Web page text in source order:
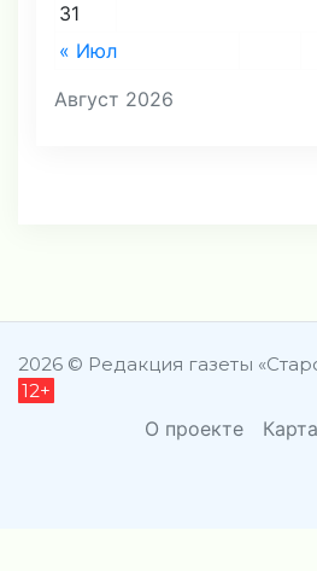
Август 2026
« Июл
31
2026 © Редакция газеты
12+
О проекте